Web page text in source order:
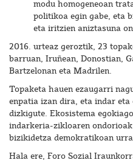
modu homogeneoan
politikoa egin gabe, eta
eta iritzien aniztasuna
2016. urteaz geroztik, 23
barruan, Iruñean, Donostian,
Bartzelonan eta Madrilen.
Topaketa hauen ezaugarri
enpatia izan dira, eta indar
dizkigute. Ekosistema
indarkeria-zikloaren
bizikidetza demokratikoan
Hala ere, Foro Sozial